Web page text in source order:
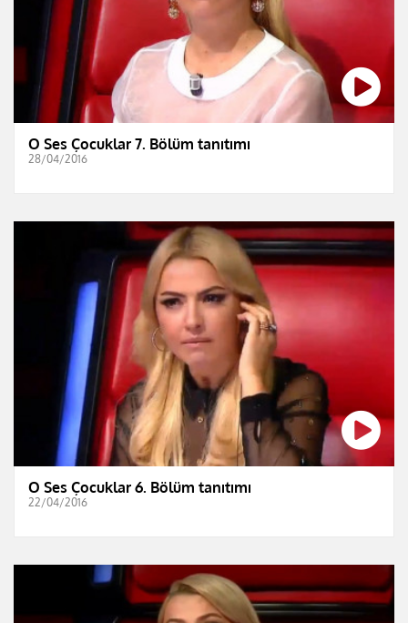
O Ses Çocuklar 7. Bölüm tanıtımı
28/04/2016
O Ses Çocuklar 6. Bölüm tanıtımı
22/04/2016